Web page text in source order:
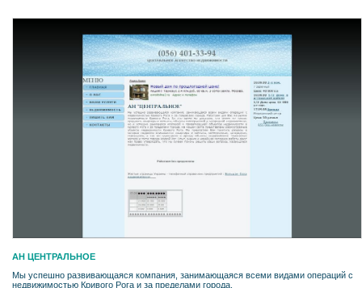
АН ЦЕНТРАЛЬНОЕ
Мы успешно развивающаяся компания, занимающаяся всеми видами операций с
недвижимостью Кривого Рога и за пределами города.